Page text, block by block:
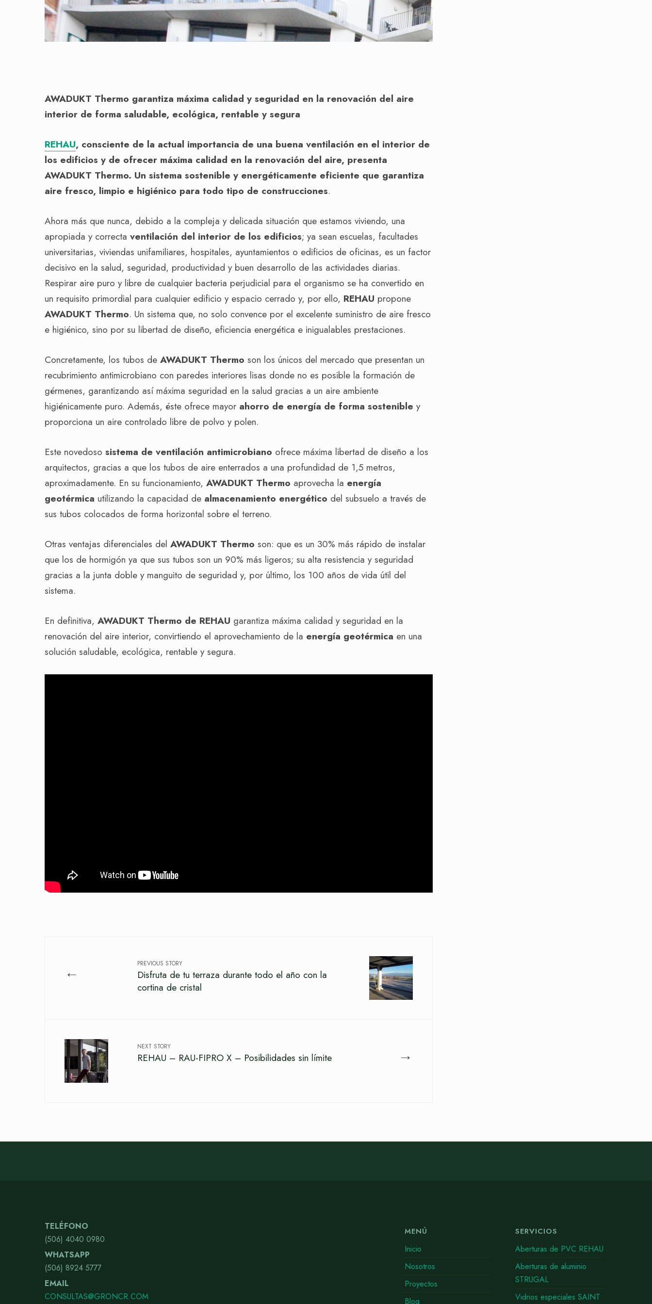
AWADUKT Thermo garantiza máxima calidad y seguridad en la renovación del aire
interior de forma saludable, ecológica, rentable y segura
REHAU, consciente de la actual importancia de una buena ventilación en el interior de
los edificios y de ofrecer máxima calidad en la renovación del aire, presenta
AWADUKT Thermo. Un sistema sostenible y energéticamente eficiente que garantiza
aire fresco, limpio e higiénico para todo tipo de construcciones.
Ahora más que nunca, debido a la compleja y delicada situación que estamos viviendo, una
apropiada y correcta ventilación del interior de los edificios; ya sean escuelas, facultades
universitarias, viviendas unifamiliares, hospitales, ayuntamientos o edificios de oficinas, es un factor
decisivo en la salud, seguridad, productividad y buen desarrollo de las actividades diarias.
Respirar aire puro y libre de cualquier bacteria perjudicial para el organismo se ha convertido en
un requisito primordial para cualquier edificio y espacio cerrado y, por ello, REHAU propone
AWADUKT Thermo. Un sistema que, no solo convence por el excelente suministro de aire fresco
e higiénico, sino por su libertad de diseño, eficiencia energética e inigualables prestaciones.
Concretamente, los tubos de AWADUKT Thermo son los únicos del mercado que presentan un
recubrimiento antimicrobiano con paredes interiores lisas donde no es posible la formación de
gérmenes, garantizando así máxima seguridad en la salud gracias a un aire ambiente
higiénicamente puro. Además, éste ofrece mayor ahorro de energía de forma sostenible y
proporciona un aire controlado libre de polvo y polen.
Este novedoso sistema de ventilación antimicrobiano ofrece máxima libertad de diseño a los
arquitectos, gracias a que los tubos de aire enterrados a una profundidad de 1,5 metros,
aproximadamente. En su funcionamiento, AWADUKT Thermo aprovecha la energía
geotérmica utilizando la capacidad de almacenamiento energético del subsuelo a través de
sus tubos colocados de forma horizontal sobre el terreno.
Otras ventajas diferenciales del AWADUKT Thermo son: que es un 30% más rápido de instalar
que los de hormigón ya que sus tubos son un 90% más ligeros; su alta resistencia y seguridad
gracias a la junta doble y manguito de seguridad y, por último, los 100 años de vida útil del
sistema.
En definitiva, AWADUKT Thermo de REHAU garantiza máxima calidad y seguridad en la
renovación del aire interior, convirtiendo el aprovechamiento de la energía geotérmica en una
solución saludable, ecológica, rentable y segura.
← PREVIOUS STORY
Disfruta de tu terraza durante todo el año con la
cortina de cristal
→
NEXT STORY
REHAU – RAU-FIPRO X – Posibilidades sin límite
TELÉFONO
(506) 4040 0980
WHATSAPP
(506) 8924 5777
EMAIL
CONSULTAS@GRONCR.COM
MENÚ
Inicio
Nosotros
Proyectos
Blog
SERVICIOS
Aberturas de PVC REHAU
Aberturas de aluminio
STRUGAL
Vidrios especiales SAINT